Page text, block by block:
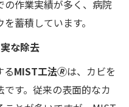
の作業実績が多く、病院
蓄積しています。
な除去
るMIST工法🄬は、カビを
す。従来の表面的なカ